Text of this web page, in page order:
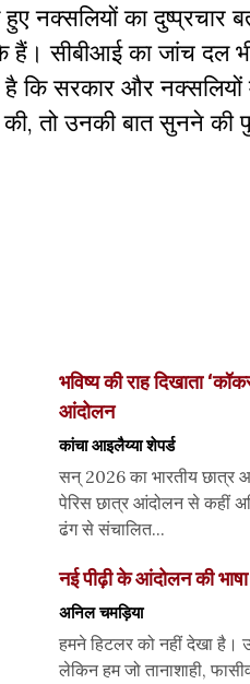
नक्सलियों का दुष्प्रचार
हैं। सीबीआई का जांच दल
है कि सरकार और
की, तो उनकी बात सुनने
भविष्य की राह दिखाता
आंदोलन
कांचा आइलैय्या शेपर्ड
सन् 2026 का भारतीय छात्र
पेरिस छात्र आंदोलन से कहीं
ढंग से संचालित...
नई पीढ़ी के आंदोलन की
अनिल चमड़िया
हमने हिटलर को नहीं देखा है।
लेकिन हम जो तानाशाही,